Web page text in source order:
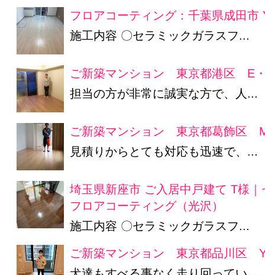
フロアコーティング：千葉県成田市
施工内容 〇セラミックガラスフ...
ご新築マンション 東京都港区 E
担当の方が非常に誠実な方で、人...
ご新築マンション 東京都葛飾区
見積りからとても対応も迅速で、...
埼玉県新座市 ご入居中戸建て T様
フロアコーティング（光沢）
施工内容 〇セラミックガラスフ...
ご新築マンション 東京都品川区